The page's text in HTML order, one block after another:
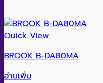
Quick View
BROOK B-DA80MA
อ่านเพิ่ม